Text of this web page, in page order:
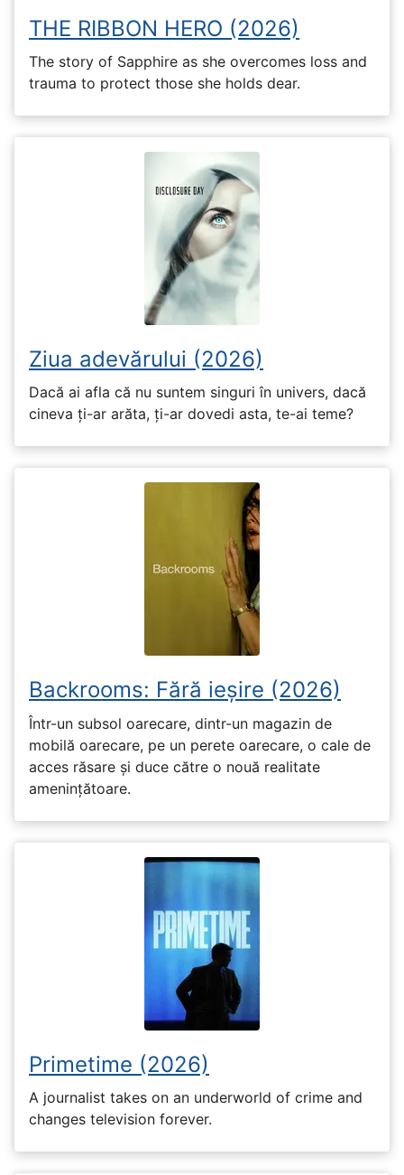
THE RIBBON HERO (2026)
The story of Sapphire as she overcomes loss and
trauma to protect those she holds dear.
Ziua adevărului (2026)
Dacă ai afla că nu suntem singuri în univers, dacă
cineva ți-ar arăta, ți-ar dovedi asta, te-ai teme?
Backrooms: Fără ieșire (2026)
Într-un subsol oarecare, dintr-un magazin de
mobilă oarecare, pe un perete oarecare, o cale de
acces răsare și duce către o nouă realitate
amenințătoare.
Primetime (2026)
A journalist takes on an underworld of crime and
changes television forever.